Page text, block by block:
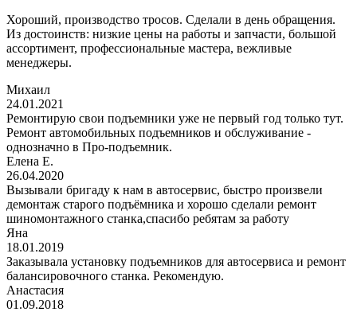
Хороший, производство тросов. Сделали в день обращения.
Из достоинств: низкие цены на работы и запчасти, большой
ассортимент, профессиональные мастера, вежливые
менеджеры.
Михаил
24.01.2021
Ремонтирую свои подъемники уже не первый год только тут.
Ремонт автомобильных подъемников и обслуживание -
однозначно в Про-подъемник.
Елена Е.
26.04.2020
Вызывали бригаду к нам в автосервис, быстро произвели
демонтаж старого подъёмника и хорошо сделали ремонт
шиномонтажного станка,спасибо ребятам за работу
Яна
18.01.2019
Заказывала установку подъемников для автосервиса и ремонт
балансировочного станка. Рекомендую.
Анастасия
01.09.2018